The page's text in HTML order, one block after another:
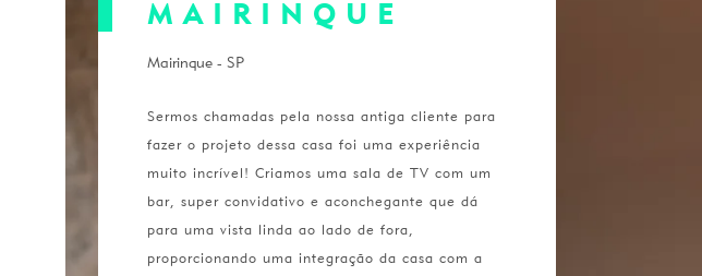
MAIRINQUE
Mairinque - SP
Sermos chamadas pela nossa antiga cliente para
fazer o projeto dessa casa foi uma experiência
muito incrível! Criamos uma sala de TV com um
bar, super convidativo e aconchegante que dá
para uma vista linda ao lado de fora,
proporcionando uma integração da casa com a